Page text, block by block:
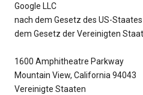
Google LLC
nach dem Gesetz des US-
dem Gesetz der Vereinigten
1600 Amphitheatre Parkway
Mountain View, California 94043
Vereinigte Staaten